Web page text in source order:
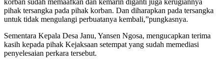
korban sudah memaafkan dan kemarin diganti juga kerugiannya
pihak tersangka pada pihak korban. Dan diharapkan pada tersangka
untuk tidak mengulangi perbuatanya kembali,”pungkasnya.
Sementara Kepala Desa Janu, Yansen Ngosa, mengucapkan terima
kasih kepada pihak Kejaksaan setempat yang sudah memediasi
penyelesaian perkara tersebut.